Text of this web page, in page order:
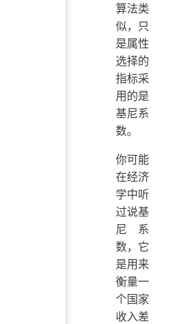
算法类
似，只
是属性
选择的
指标采
用的是
基尼系
数。
你可能
在经济
学中听
过说基
尼系
数，它
是用来
衡量一
个国家
收入差